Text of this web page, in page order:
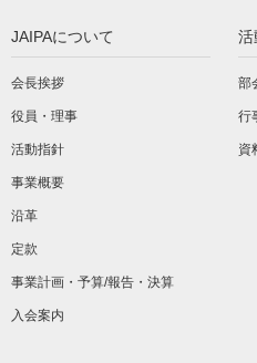
JAIPAについて
会長挨拶
役員・理事
活動指針
事業概要
沿革
定款
事業計画・予算/報告・決算
入会案内
活
部
行
資